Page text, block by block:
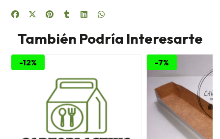
También Podría Interesarte
-12% -7%